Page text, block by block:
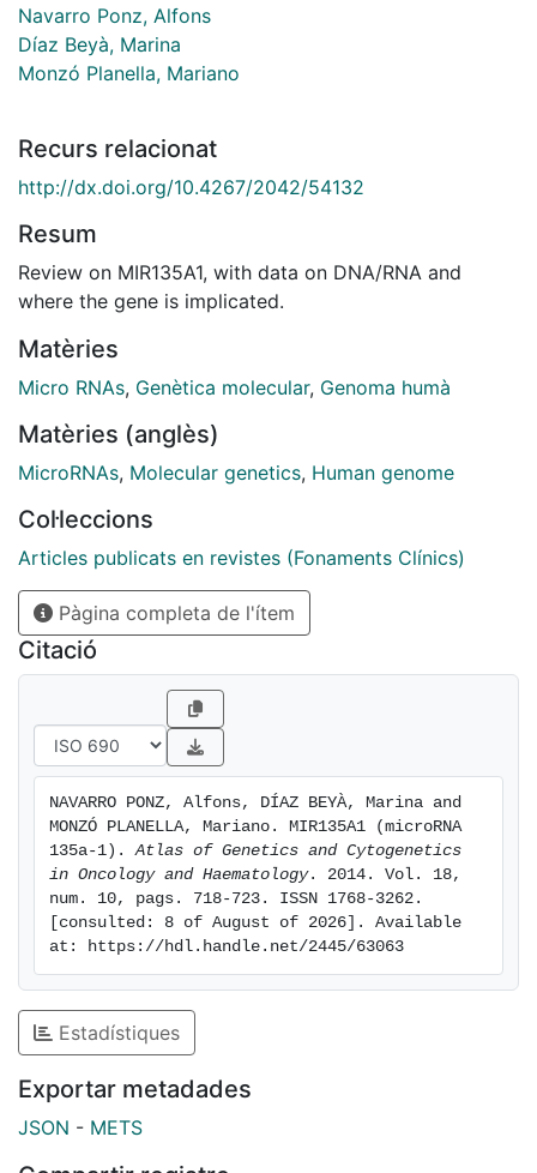
Navarro Ponz, Alfons
Díaz Beyà, Marina
Monzó Planella, Mariano
Recurs relacionat
http://dx.doi.org/10.4267/2042/54132
Resum
Review on MIR135A1, with data on DNA/RNA and
where the gene is implicated.
Matèries
Micro RNAs, Genètica molecular, Genoma humà
Matèries (anglès)
MicroRNAs, Molecular genetics, Human genome
Col·leccions
Articles publicats en revistes (Fonaments Clínics)
Pàgina completa de l'ítem
Citació
NAVARRO PONZ, Alfons, DÍAZ BEYÀ, Marina and
MONZÓ PLANELLA, Mariano. MIR135A1 (microRNA
135a-1). Atlas of Genetics and Cytogenetics
in Oncology and Haematology. 2014. Vol. 18,
num. 10, pags. 718-723. ISSN 1768-3262.
[consulted: 8 of August of 2026]. Available
at: https://hdl.handle.net/2445/63063
Estadístiques
Exportar metadades
JSON - METS